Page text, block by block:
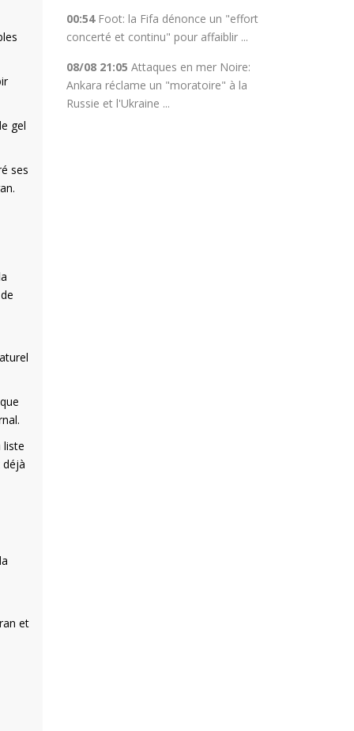
gel
ses
liste
et
00:54 Foot: la Fifa dénonce un "effort
concerté et continu" pour affaiblir ...
08/08 21:05 Attaques en mer Noire:
Ankara réclame un "moratoire" à la
Russie et l'Ukraine ...